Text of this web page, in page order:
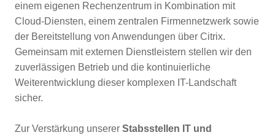
einem eigenen Rechenzentrum in Kombination mit
Cloud-Diensten, einem zentralen Firmennetzwerk sowie
der Bereitstellung von Anwendungen über Citrix.
Gemeinsam mit externen Dienstleistern stellen wir den
zuverlässigen Betrieb und die kontinuierliche
Weiterentwicklung dieser komplexen IT-Landschaft
sicher.
Zur Verstärkung unserer Stabsstellen IT und